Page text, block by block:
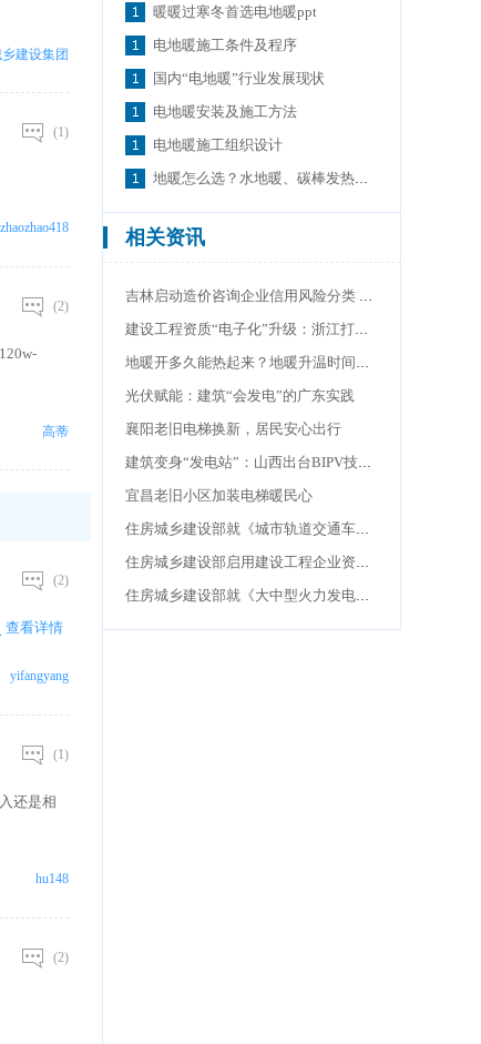
建设集团
(1)
zhaozhao418
(2)
高蒂
(2)
查看详情
yifangyang
(1)
还是相
hu148
(2)
暖暖过寒冬首选电地暖ppt
电地暖施工条件及程序
国内“电地暖”行业发展现状
电地暖安装及施工方法
电地暖施工组织设计
地暖怎么选？水地暖、碳棒发热轨电地暖优劣势对比
相关资讯
吉林启动造价咨询企业信用风险分类 构建行业监管新机制
建设工程资质“电子化”升级：浙江打造政务服务新标杆
地暖开多久能热起来？地暖升温时间揭秘，轻松享受温暖
光伏赋能：建筑“会发电”的广东实践
襄阳老旧电梯换新，居民安心出行
建筑变身“发电站”：山西出台BIPV技术规范
宜昌老旧小区加装电梯暖民心
住房城乡建设部就《城市轨道交通车辆防火要求 第5部分：电气设备（征求意见稿）》面向社会公开征求意见
住房城乡建设部启用建设工程企业资质电子证书
住房城乡建设部就《大中型火力发电厂设计标准（征求意见稿）》面向社会公开征求意见